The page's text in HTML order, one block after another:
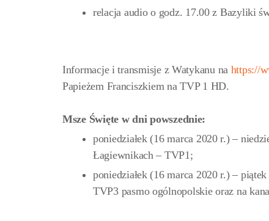
relacja audio o godz. 17.00 z Bazyliki
Informacje i transmisje z Watykanu na https://
Papieżem Franciszkiem na TVP 1 HD.
Msze Święte w dni powszednie:
poniedziałek (16 marca 2020 r.) –
Łagiewnikach – TVP1;
poniedziałek (16 marca 2020 r.) –
TVP3 pasmo ogólnopolskie oraz na